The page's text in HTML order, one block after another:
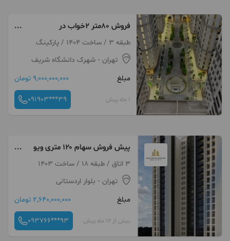
فروش ۸۰متر ۲خواب در
رونیکاپالاس با بهترین قیمت و
پرداختی ازسهم سازنده
طبقه 3 / ساخت 1404 / پارکینگ
تهران - شهرک دانشگاه شریف
مبلغ
9,000,000,000 تومان
1 ماه پیش 091903***39
پیش فروش سهام ۱۲۰ متری ویو
ابدی سند تک برگ لاکچری
3 اتاق / طبقه 18 / ساخت 1403
تهران - بلوار اردستانی
مبلغ
2,640,000,000 تومان
بیش از 12 ماه پیش 093766***93